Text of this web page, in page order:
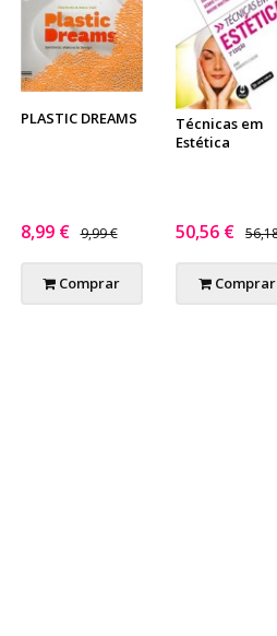
PLASTIC DREAMS
8,99 € 9,99 €
Comprar
Técnicas em
Estética
50,56 €
Comprar